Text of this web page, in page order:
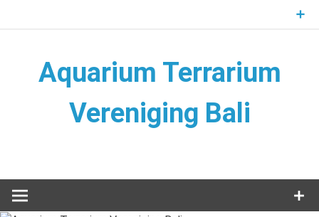
Aquarium Terrarium
Vereniging Bali